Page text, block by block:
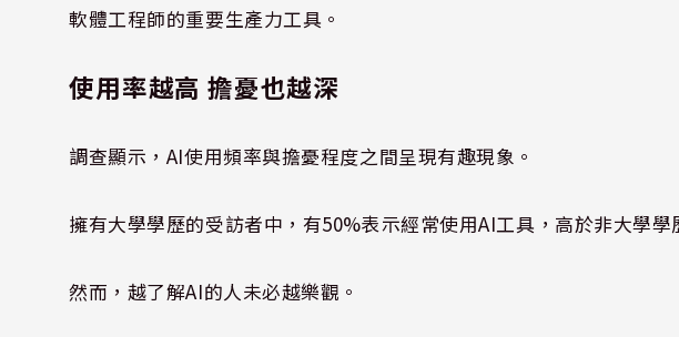
軟體工程師的重要生產力工具。
使用率越高 擔憂也越深
調查顯示，AI使用頻率與擔憂程度之間呈現有趣現象。
擁有大學學歷的受訪者中，有50%表示經常使用AI工具，高於非大學
然而，越了解AI的人未必越樂觀。